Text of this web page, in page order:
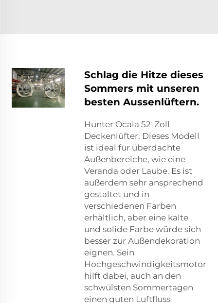
Schlag die Hitze dieses
Sommers mit unseren
besten Aussenlüftern.
Hunter Ocala 52-Zoll
Deckenlüfter. Dieses Modell
ist ideal für überdachte
Außenbereiche, wie eine
Veranda oder Laube. Es ist
außerdem sehr ansprechend
gestaltet und in
verschiedenen Farben
erhältlich, aber eine kalte
und solide Farbe würde sich
besser zur Außendekoration
eignen. Sein
Hochgeschwindigkeitsmotor
hilft dabei, auch an den
schwülsten Sommertagen
einen guten Luftfluss